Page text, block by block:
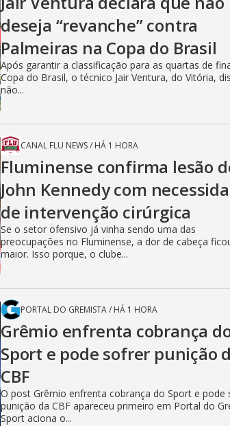
deseja “revanche” contra
Palmeiras na Copa do Brasil
Após garantir a classificação para as quartas de
Copa do Brasil, o técnico Jair Ventura, do Vitória,
não...
CANAL FLU NEWS/ HÁ 1 HORA
Fluminense confirma lesão
John Kennedy com
de intervenção cirúrgica
Se o setor ofensivo já vinha sendo uma das
preocupações no Fluminense, a dor de cabeça
maior. Isso porque, o clube...
PORTAL DO GREMISTA/ HÁ 1 HORA
Grêmio enfrenta cobrança
Sport e pode sofrer punição
CBF
O post Grêmio enfrenta cobrança do Sport e pode
punição da CBF apareceu primeiro em Portal do
Sport aciona o...